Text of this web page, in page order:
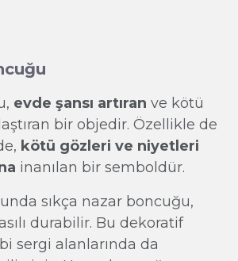
evde şansı artıran ve kötü
bir objedir. Özellikle de
kötü gözleri ve niyetleri
inanılan bir semboldür.
sıkça nazar boncuğu,
durabilir. Bu dekoratif
sergi alanlarında da